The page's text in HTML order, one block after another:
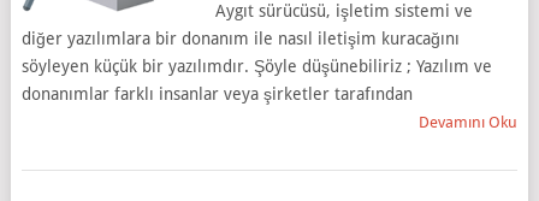
Aygıt sürücüsü, işletim sistemi ve
diğer yazılımlara bir donanım ile nasıl iletişim kuracağını
söyleyen küçük bir yazılımdır. Şöyle düşünebiliriz ; Yazılım ve
donanımlar farklı insanlar veya şirketler tarafından
Devamını Oku